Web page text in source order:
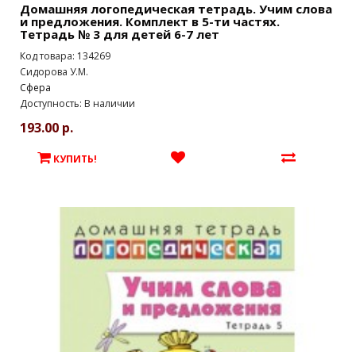
Домашняя логопедическая тетрадь. Учим слова
и предложения. Комплект в 5-ти частях.
Тетрадь № 3 для детей 6-7 лет
Код товара: 134269
Сидорова У.М.
Сфера
Доступность: В наличии
193.00 р.
КУПИТЬ!